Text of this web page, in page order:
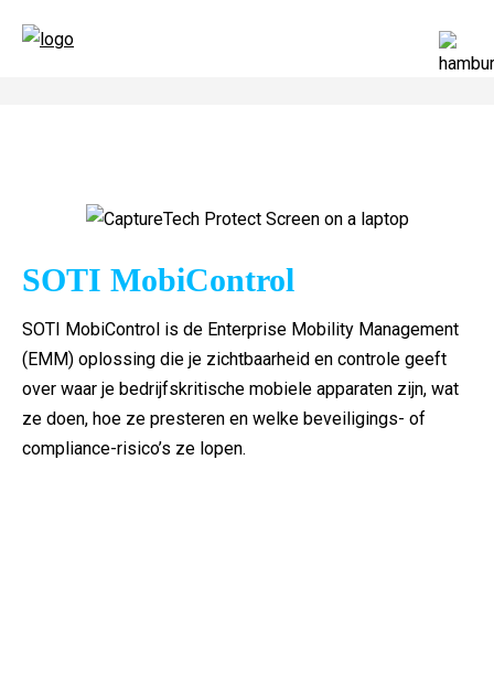
SOTI MobiControl
SOTI MobiControl is de Enterprise Mobility Management
(EMM) oplossing die je zichtbaarheid en controle geeft
over waar je bedrijfskritische mobiele apparaten zijn, wat
ze doen, hoe ze presteren en welke beveiligings- of
compliance-risico’s ze lopen.